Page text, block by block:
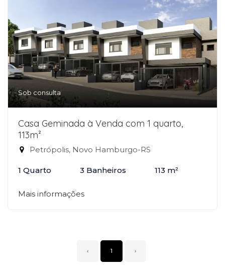
Sob consulta
Casa Geminada à Venda com 1 quarto,
113m²
Petrópolis, Novo Hamburgo-RS
1 Quarto 3 Banheiros 113 m²
Mais informações
‹ 1 ›